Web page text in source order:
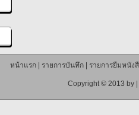
หน้าแรก| รายการบันทึก| รายการยืมหนัง
Copyright © 2013 by |